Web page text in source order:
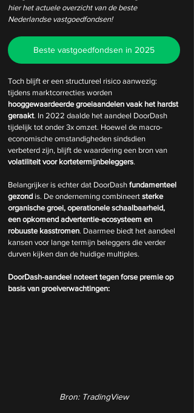
hier het actuele overzicht van de beste
Nederlandse vastgoedfondsen!
Beste vastgoedfondsen in 2025
Toch blijft er een structureel risico aanwezig:
tijdens marktcorrecties worden
hooggewaardeerde groeiaandelen vaak het hardst
geraakt. In 2022 daalde het aandeel DoorDash
tijdelijk tot onder 3x omzet. Hoewel de macro-
economische omstandigheden sindsdien
verbeterd zijn, blijft de waardering een bron van
volatiliteit voor kortetermijnbeleggers.
Belangrijker is echter dat DoorDash fundamenteel
gezond is. De onderneming combineert sterke
organische groei, operationele schaalbaarheid,
een opkomend advertentie-ecosysteem en
robuuste kasstromen. Daarmee biedt het aandeel
kansen voor lange termijn beleggers die verder
durven kijken dan de huidige multiples.
DoorDash-aandeel noteert tegen forse premie op
basis van groeiverwachtingen:
Bron: TradingView